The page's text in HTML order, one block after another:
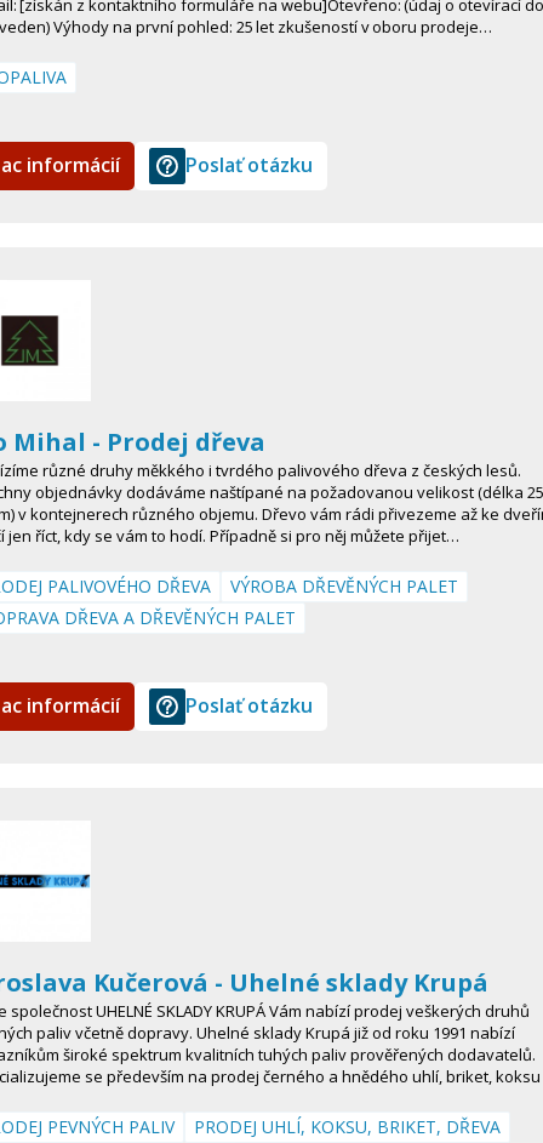
[získán z kontaktního formuláře na webu]Otevřeno: (údaj o otevírací
Výhody na první pohled: 25 let zkušeností v oboru prodeje…
informácií Poslať otázku
Mihal - Prodej dřeva
různé druhy měkkého i tvrdého palivového dřeva z českých lesů.
objednávky dodáváme naštípané na požadovanou velikost (délka
v kontejnerech různého objemu. Dřevo vám rádi přivezeme až ke
jen říct, kdy se vám to hodí. Případně si pro něj můžete přijet…
PALIVOVÉHO DŘEVA
VÝROBA DŘEVĚNÝCH PALET
DŘEVA A DŘEVĚNÝCH PALET
informácií Poslať otázku
Kučerová - Uhelné sklady Krupá
společnost UHELNÉ SKLADY KRUPÁ Vám nabízí prodej veškerých druhů
paliv včetně dopravy. Uhelné sklady Krupá již od roku 1991 nabízí
široké spektrum kvalitních tuhých paliv prověřených dodavatelů.
se především na prodej černého a hnědého uhlí, briket,
PEVNÝCH PALIV
PRODEJ UHLÍ, KOKSU, BRIKET, DŘEVA